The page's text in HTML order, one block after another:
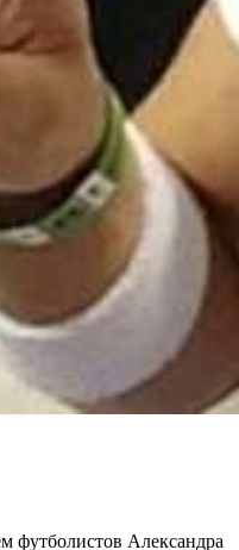
футболистов Александра